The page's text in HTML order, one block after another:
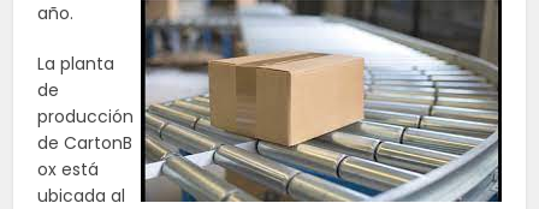
año.
La planta
de
producción
de CartonB
ox está
ubicada al